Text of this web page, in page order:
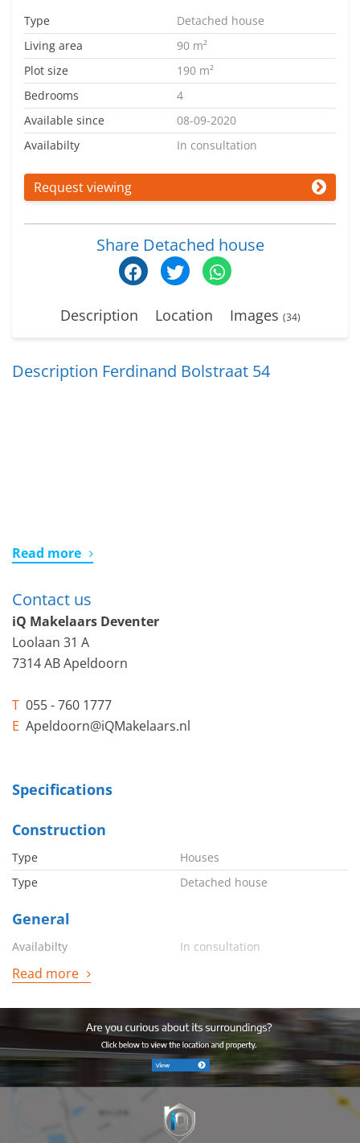
Type
Detached house
Living area
90 m²
Plot size
190 m²
Bedrooms
4
Available since
08-09-2020
Availabilty
In consultation
Request viewing
Share Detached house
Description Location Images (34)
Description Ferdinand Bolstraat 54
Read more
Contact us
iQ Makelaars Deventer
Loolaan 31 A
7314 AB Apeldoorn
T 055 - 760 1777
E Apeldoorn@iQMakelaars.nl
Specifications
Construction
Type
Houses
Type
Detached house
General
Availabilty In consultation
Energy
Energy label
F
Combi
Boiler owned
Ja
Boiler fuel
Gas
2010
Hot water heating
Ja
Read more